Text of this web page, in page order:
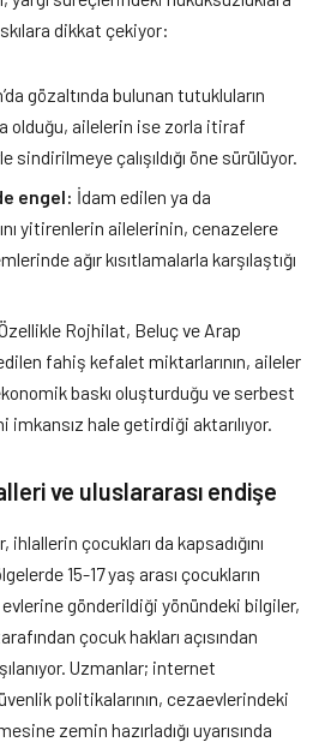
dikkat çekiyor:
gözaltında bulunan tutukluların
olduğu, ailelerin ise zorla itiraf
sindirilmeye çalışıldığı öne sürülüyor.
engel: İdam edilen ya da
yitirenlerin ailelerinin, cenazelere
ağır kısıtlamalarla karşılaştığı
Rojhilat, Beluç ve Arap
fahiş kefalet miktarlarının, aileler
baskı oluşturduğu ve serbest
imkansız hale getirdiği aktarılıyor.
ve uluslararası endişe
çocukları da kapsadığını
15-17 yaş arası çocukların
evlerine gönderildiği yönündeki bilgiler,
çocuk hakları açısından
Uzmanlar; internet
politikalarının, cezaevlerindeki
zemin hazırladığı uyarısında